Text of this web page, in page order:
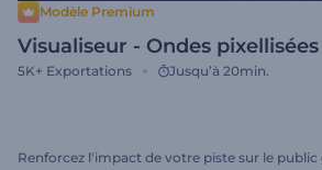
Modèle Premium
Visualiseur - Ondes pixellisées
5K+ Exportations Jusqu’à 20min.
Renforcez l'impact de votre piste sur le public